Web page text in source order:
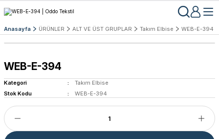
Anasayfa ÜRÜNLER ALT VE ÜST GRUPLAR Takım Elbise WEB-E-394
WEB-E-394
Kategori
Takım Elbise
Stok Kodu
WEB-E-394